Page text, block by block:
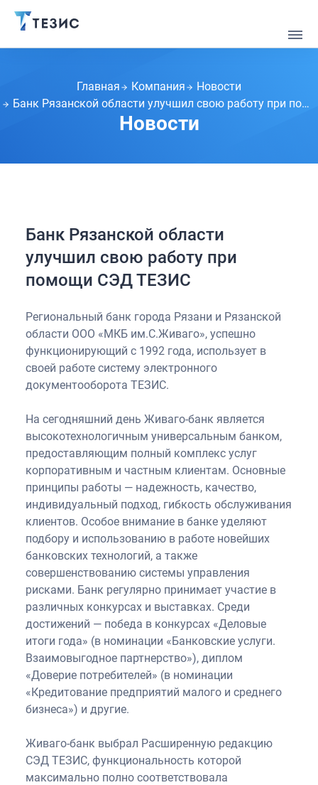
Главная Компания
Новости
Банк Рязанской области улучшил свою работу при помощи СЭД ТЕЗИС
Новости
Банк Рязанской области
улучшил свою работу при
помощи СЭД ТЕЗИС
Региональный банк города Рязани и Рязанской
области ООО «МКБ им.С.Живаго», успешно
функционирующий с 1992 года, использует в
своей работе систему электронного
документооборота ТЕЗИС.
На сегодняшний день Живаго-банк является
высокотехнологичным универсальным банком,
предоставляющим полный комплекс услуг
корпоративным и частным клиентам. Основные
принципы работы — надежность, качество,
индивидуальный подход, гибкость обслуживания
клиентов. Особое внимание в банке уделяют
подбору и использованию в работе новейших
банковских технологий, а также
совершенствованию системы управления
рисками. Банк регулярно принимает участие в
различных конкурсах и выставках. Среди
достижений — победа в конкурсах «Деловые
итоги года» (в номинации «Банковские услуги.
Взаимовыгодное партнерство»), диплом
«Доверие потребителей» (в номинации
«Кредитование предприятий малого и среднего
бизнеса») и другие.
Живаго-банк выбрал Расширенную редакцию
СЭД ТЕЗИС, функциональность которой
максимально полно соответствовала